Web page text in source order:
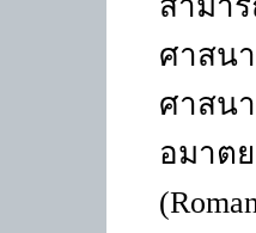
ศาสน
ศาสน
อมาต